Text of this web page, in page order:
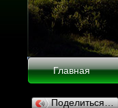
Главная
Поделиться…